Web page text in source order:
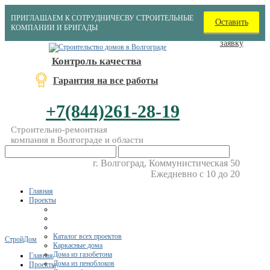
ПРИГЛАШАЕМ К СОТРУДНИЧЕСВУ СТРОИТЕЛЬНЫЕ
КОМПАНИИ И БРИГАДЫ
Оставить
заявку
Контроль качества
Гарантия на все работы
+7(844)261-28-19
Строительно-ремонтная
компания в Волгограде и области
г. Волгоград, Коммунистическая 50
Ежедневно с 10 до 20
Главная
Проекты
Каталог всех проектов
Каркасные дома
Дома из газобетона
Дома из пеноблоков
СтройДом
Главная
Проекты